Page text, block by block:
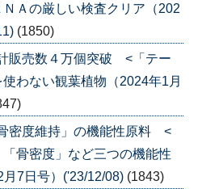
Ａの厳しい検査クリア（202
(1850)
販売数４万個突破 <「テー
わない観葉植物（2024年1月
密度維持」の機能性原料 <
骨密度」など三つの機能性
7日号）('23/12/08) (1843)